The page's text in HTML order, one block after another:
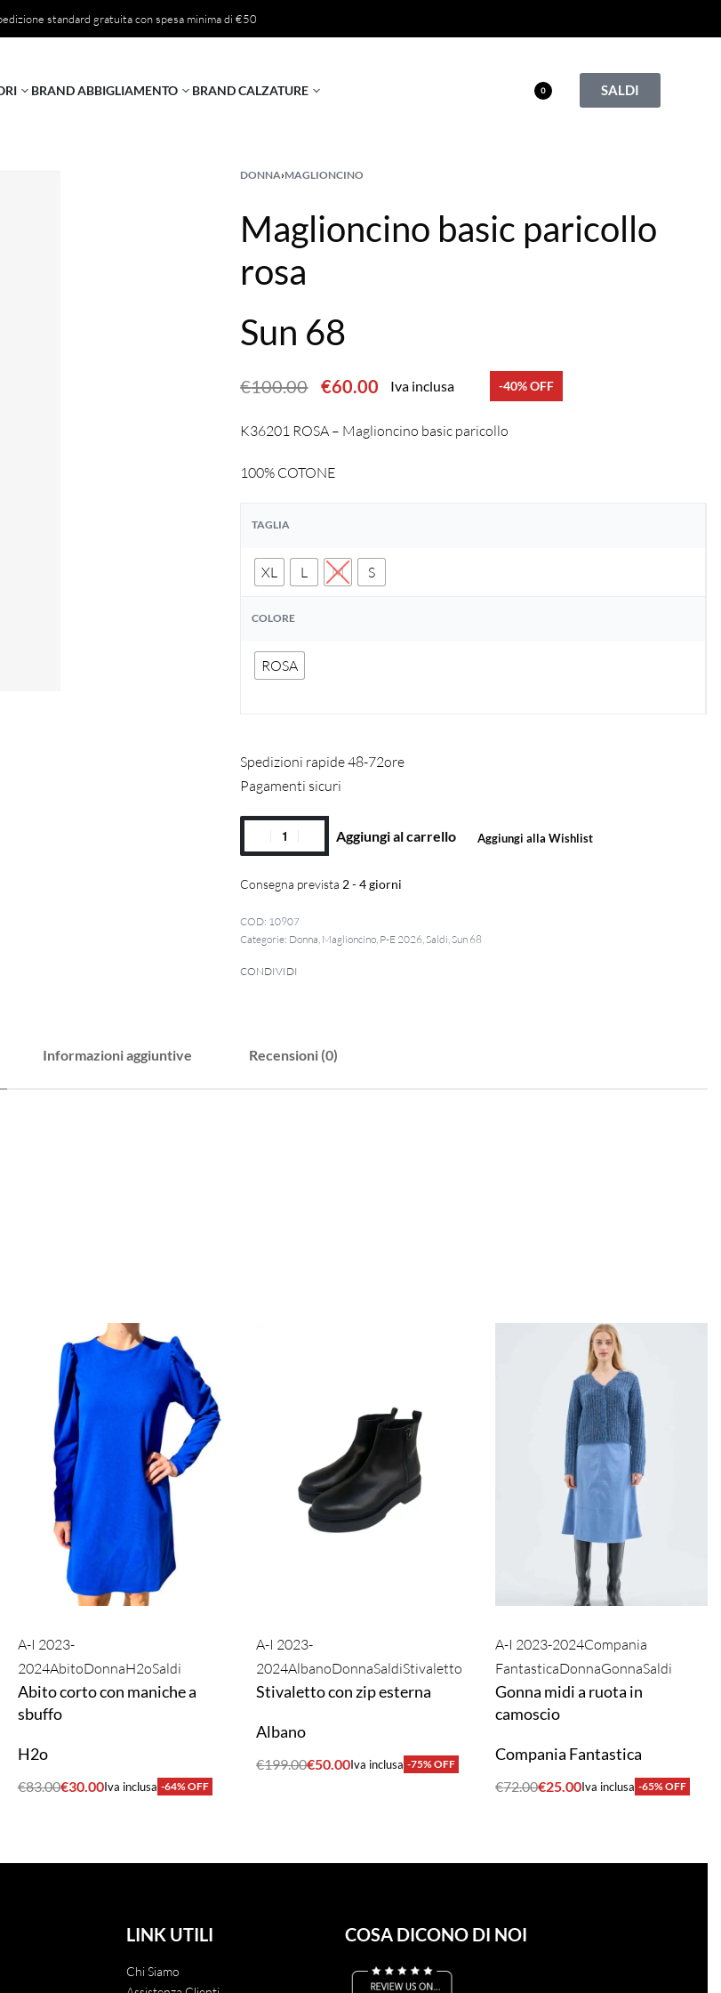
standard gratuita con spesa minima di €50
BRAND ABBIGLIAMENTO BRAND CALZATURE 0 SALDI
DONNA›MAGLIONCINO
Maglioncino basic paricollo
rosa
Sun 68
€100.00 €60.00 Iva inclusa -40% OFF
K36201 ROSA – Maglioncino basic paricollo
100% COTONE
TAGLIA
XL L M S
COLORE
ROSA
Spedizioni rapide 48-72ore
Pagamenti sicuri
Aggiungi al carrello Aggiungi alla Wishlist
Consegna prevista 2 - 4 giorni
10907
Categorie: Donna, Maglioncino, P-E 2026,Saldi,Sun 68
CONDIVIDI
Informazioni aggiuntive Recensioni (0)
A-I 2023-
2024AbitoDonnaH2oSaldi
Abito corto con maniche a
sbuffo
H2o
€83.00€30.00Iva inclusa -64% OFF
A-I 2023-
2024AlbanoDonnaSaldiStivaletto
Stivaletto con zip esterna
Albano
€199.00€50.00Iva inclusa -75% OFF
A-I 2023-2024Compania
FantasticaDonnaGonnaSaldi
Gonna midi a ruota in
camoscio
Compania Fantastica
€72.00€25.00Iva inclusa -65% OFF
LINK UTILI
Chi Siamo
COSA DICONO DI NOI